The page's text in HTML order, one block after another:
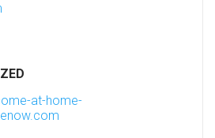
at-home-